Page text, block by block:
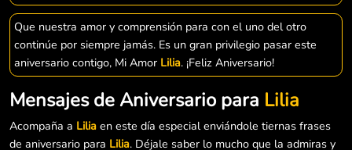
Que nuestra amor y comprensión para con el uno del otro
continúe por siempre jamás. Es un gran privilegio pasar este
aniversario contigo, Mi Amor Lilia. ¡Feliz Aniversario!
Mensajes de Aniversario para Lilia
Acompaña a Lilia en este día especial enviándole tiernas frases
de aniversario para Lilia. Déjale saber lo mucho que la admiras y